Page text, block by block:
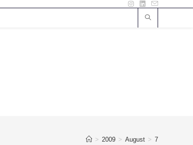
> 2009 > August > 7